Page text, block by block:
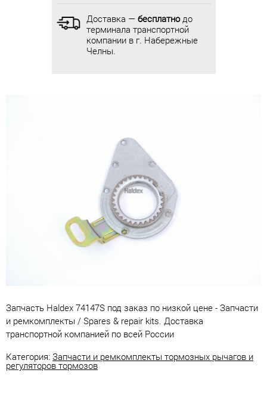
Доставка — бесплатнодо
терминала транспортной
компании в г. Набережные
Челны.
Доставка — бесплатнодо
терминала транспортной
компании в г. Набережные
Челны.
Запчасть Haldex 74147S под заказ по низкой цене - Запчасти
и ремкомплекты / Spares & repair kits. Доставка
транспортной компанией по всей России
Категория: Запчасти и ремкомплекты тормозных рычагов и
регуляторов тормозов